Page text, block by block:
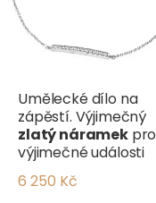
Umělecké dílo na
zápěstí. Výjimečný
zlatý náramekpro
výjimečné události
6 250 Kč